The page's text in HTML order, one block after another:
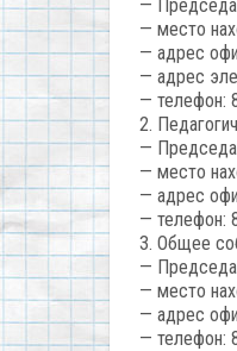
—
— место
— адрес
— адрес
— телефон:
2.
—
— место
— адрес
— телефон:
3. Общее
—
— место
— адрес
— телефон: